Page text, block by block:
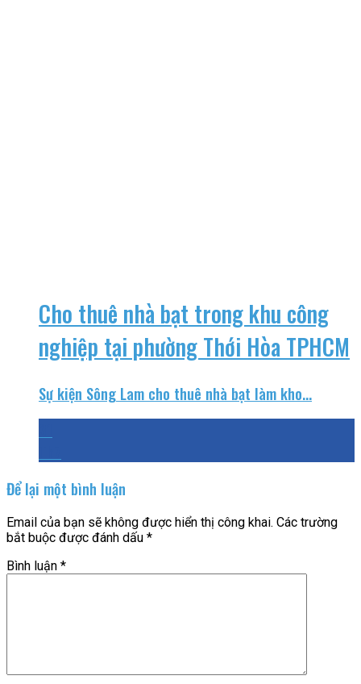
Cho thuê nhà bạt trong khu công
nghiệp tại phường Thới Hòa TPHCM
Sự kiện Sông Lam cho thuê nhà bạt làm kho...
Để lại một bình luận
Email của bạn sẽ không được hiển thị công khai. Các trường
bắt buộc được đánh dấu *
Bình luận *